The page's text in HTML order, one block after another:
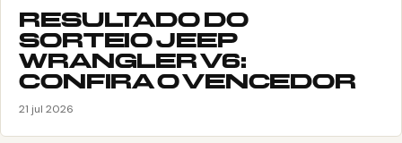
RESULTADO DO
SORTEIO JEEP
WRANGLER V6:
CONFIRA O VENCEDOR
21 jul 2026